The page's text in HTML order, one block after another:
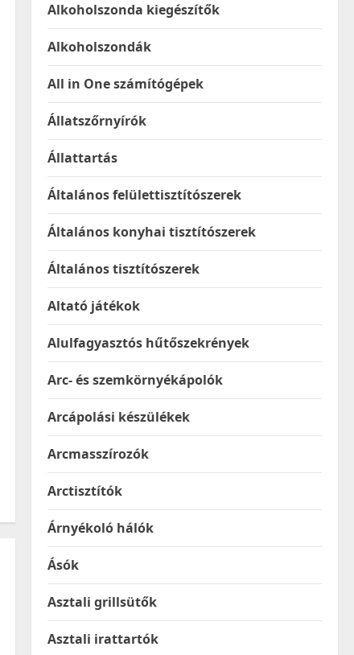
Alkoholszonda kiegészítők
Alkoholszondák
All in One számítógépek
Állatszőrnyírók
Állattartás
Általános felülettisztítószerek
Általános konyhai tisztítószerek
Általános tisztítószerek
Altató játékok
Alulfagyasztós hűtőszekrények
Arc- és szemkörnyékápolók
Arcápolási készülékek
Arcmasszírozók
Arctisztítók
Árnyékoló hálók
Ásók
Asztali grillsütők
Asztali irattartók